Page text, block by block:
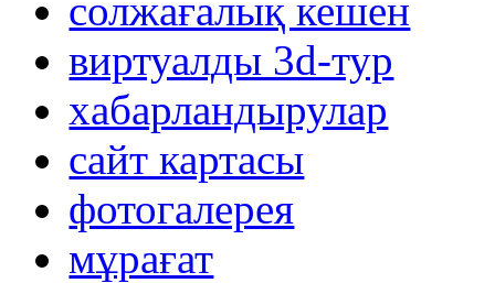
солжағалық кешен
виртуалды 3d-тур
xабарландырулар
сайт картасы
фотогалерея
мұрағат